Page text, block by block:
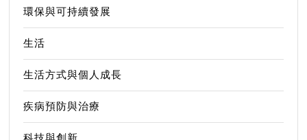
環保與可持續發展
生活
生活方式與個人成長
疾病預防與治療
科技與創新